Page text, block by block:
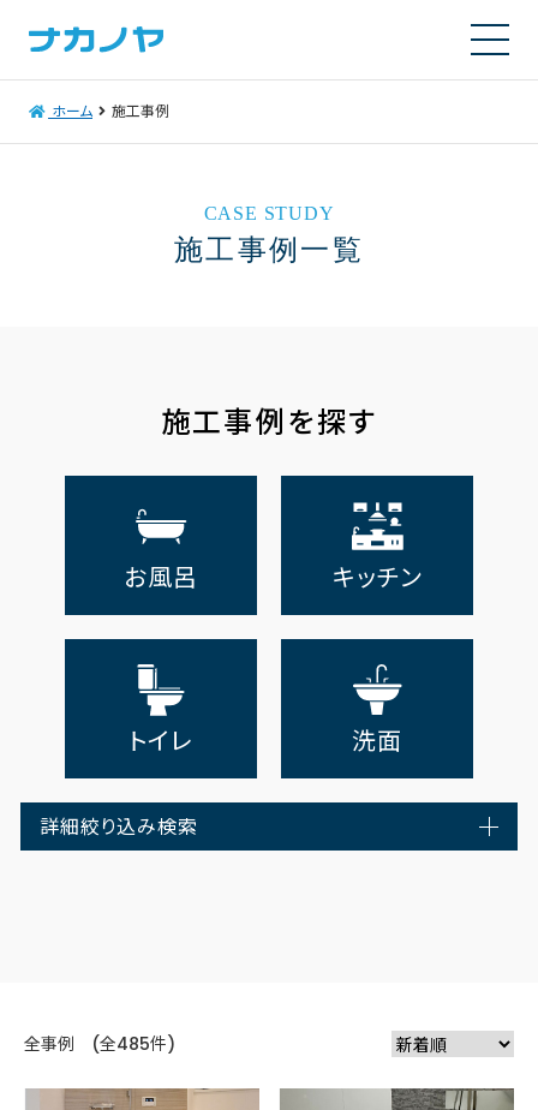
ホーム 施工事例
CASE STUDY
施工事例一覧
施工事例を探す
お風呂 キッチン
トイレ 洗面
詳細絞り込み検索
全事例 (全485件)